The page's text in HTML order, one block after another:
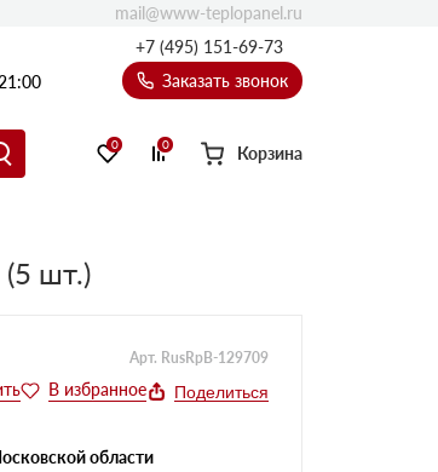
+7 (495) 151-69-73
Заказать звонок
0 0 Корзина
mail@www-teplopanel.ru
(5 шт.)
Арт. RusRpB-129709
Поделиться
области